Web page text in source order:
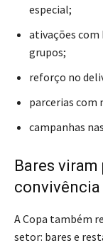
especial;
ativações com
grupos;
reforço no
parcerias com
campanhas
Bares
convivência
A Copa também
setor: bares e